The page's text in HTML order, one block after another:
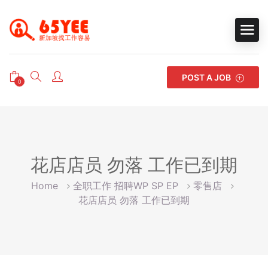
0 POST A JOB
花店店员 勿落 工作已到期
Home 全职工作 招聘WP SP EP
零售店
花店店员 勿落 工作已到期